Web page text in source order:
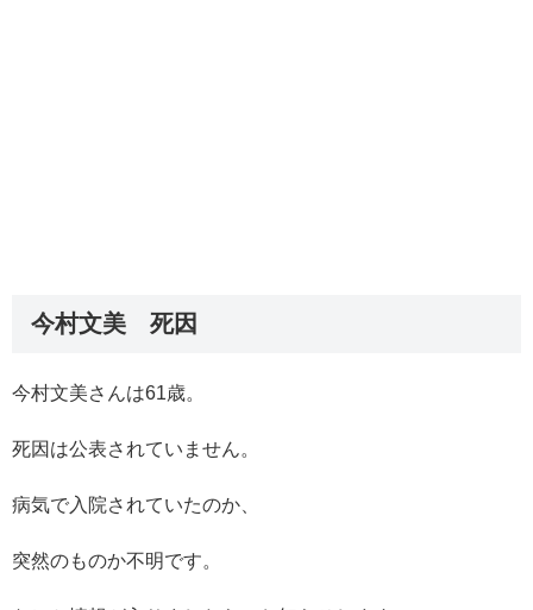
今村文美 死因
今村文美さんは61歳。
死因は公表されていません。
病気で入院されていたのか、
突然のものか不明です。